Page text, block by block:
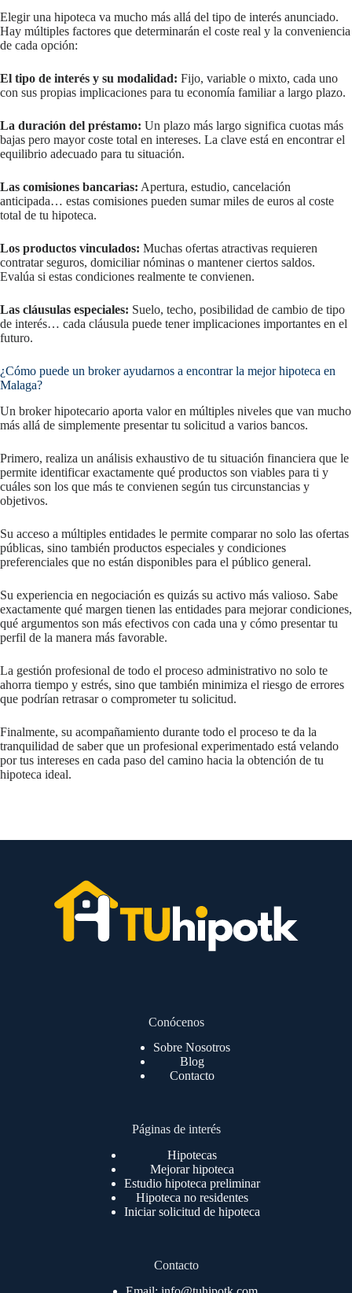
Elegir una hipoteca va mucho más allá del tipo de interés anunciado.
Hay múltiples factores que determinarán el coste real y la conveniencia
de cada opción:
El tipo de interés y su modalidad: Fijo, variable o mixto, cada uno
con sus propias implicaciones para tu economía familiar a largo plazo.
La duración del préstamo: Un plazo más largo significa cuotas más
bajas pero mayor coste total en intereses. La clave está en encontrar el
equilibrio adecuado para tu situación.
Las comisiones bancarias: Apertura, estudio, cancelación
anticipada… estas comisiones pueden sumar miles de euros al coste
total de tu hipoteca.
Los productos vinculados: Muchas ofertas atractivas requieren
contratar seguros, domiciliar nóminas o mantener ciertos saldos.
Evalúa si estas condiciones realmente te convienen.
Las cláusulas especiales: Suelo, techo, posibilidad de cambio de tipo
de interés… cada cláusula puede tener implicaciones importantes en el
futuro.
¿Cómo puede un broker ayudarnos a encontrar la mejor hipoteca en
Malaga?
Un broker hipotecario aporta valor en múltiples niveles que van mucho
más allá de simplemente presentar tu solicitud a varios bancos.
Primero, realiza un análisis exhaustivo de tu situación financiera que le
permite identificar exactamente qué productos son viables para ti y
cuáles son los que más te convienen según tus circunstancias y
objetivos.
Su acceso a múltiples entidades le permite comparar no solo las ofertas
públicas, sino también productos especiales y condiciones
preferenciales que no están disponibles para el público general.
Su experiencia en negociación es quizás su activo más valioso. Sabe
exactamente qué margen tienen las entidades para mejorar condiciones,
qué argumentos son más efectivos con cada una y cómo presentar tu
perfil de la manera más favorable.
La gestión profesional de todo el proceso administrativo no solo te
ahorra tiempo y estrés, sino que también minimiza el riesgo de errores
que podrían retrasar o comprometer tu solicitud.
Finalmente, su acompañamiento durante todo el proceso te da la
tranquilidad de saber que un profesional experimentado está velando
por tus intereses en cada paso del camino hacia la obtención de tu
hipoteca ideal.
Conócenos
Sobre Nosotros
Blog
Contacto
Páginas de interés
Hipotecas
Mejorar hipoteca
Estudio hipoteca preliminar
Hipoteca no residentes
Iniciar solicitud de hipoteca
Contacto